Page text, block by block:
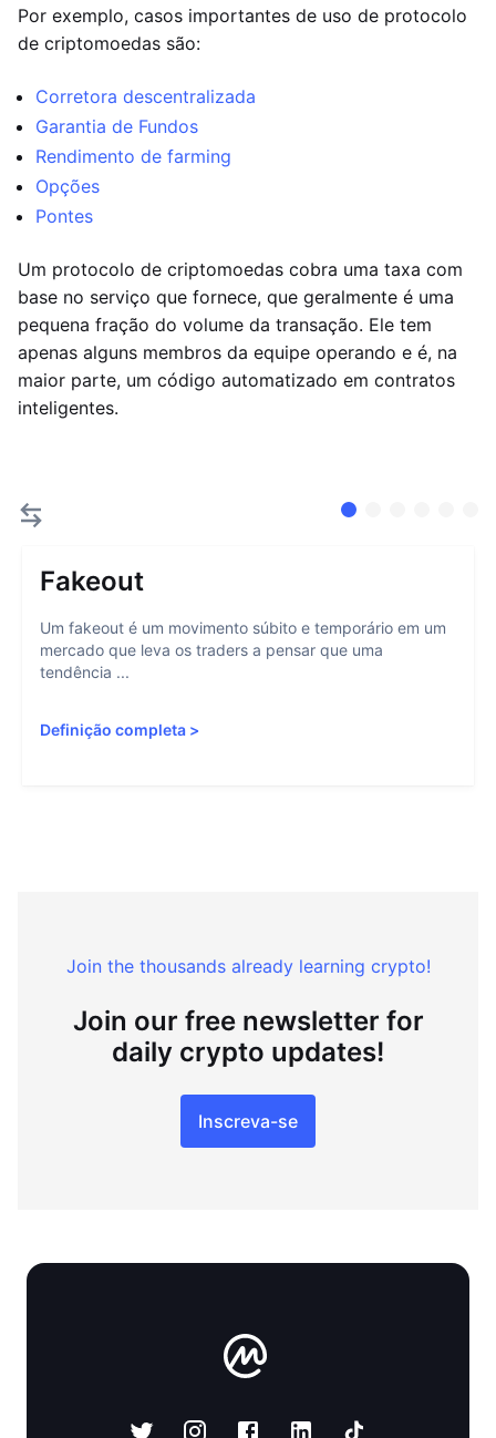
Por exemplo, casos importantes de uso de protocolo
de criptomoedas são:
Corretora descentralizada
Garantia de Fundos
Rendimento de farming
Opções
Pontes
Um protocolo de criptomoedas cobra uma taxa com
base no serviço que fornece, que geralmente é uma
pequena fração do volume da transação. Ele tem
apenas alguns membros da equipe operando e é, na
maior parte, um código automatizado em contratos
inteligentes.
Fakeout
Um fakeout é um movimento súbito e temporário em um
mercado que leva os traders a pensar que uma
tendência ...
Definição completa >
Join the thousands already learning crypto!
Join our free newsletter for
daily crypto updates!
Inscreva-se